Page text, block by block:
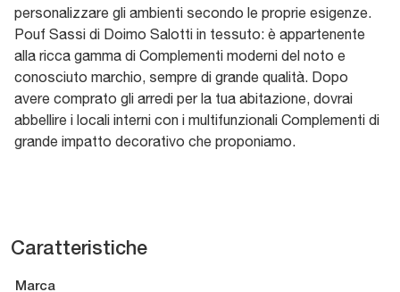
personalizzare gli ambienti secondo le proprie esigenze.
Pouf Sassi di Doimo Salotti in tessuto: è appartenente
alla ricca gamma di Complementi moderni del noto e
conosciuto marchio, sempre di grande qualità. Dopo
avere comprato gli arredi per la tua abitazione, dovrai
abbellire i locali interni con i multifunzionali Complementi di
grande impatto decorativo che proponiamo.
Caratteristiche
Marca